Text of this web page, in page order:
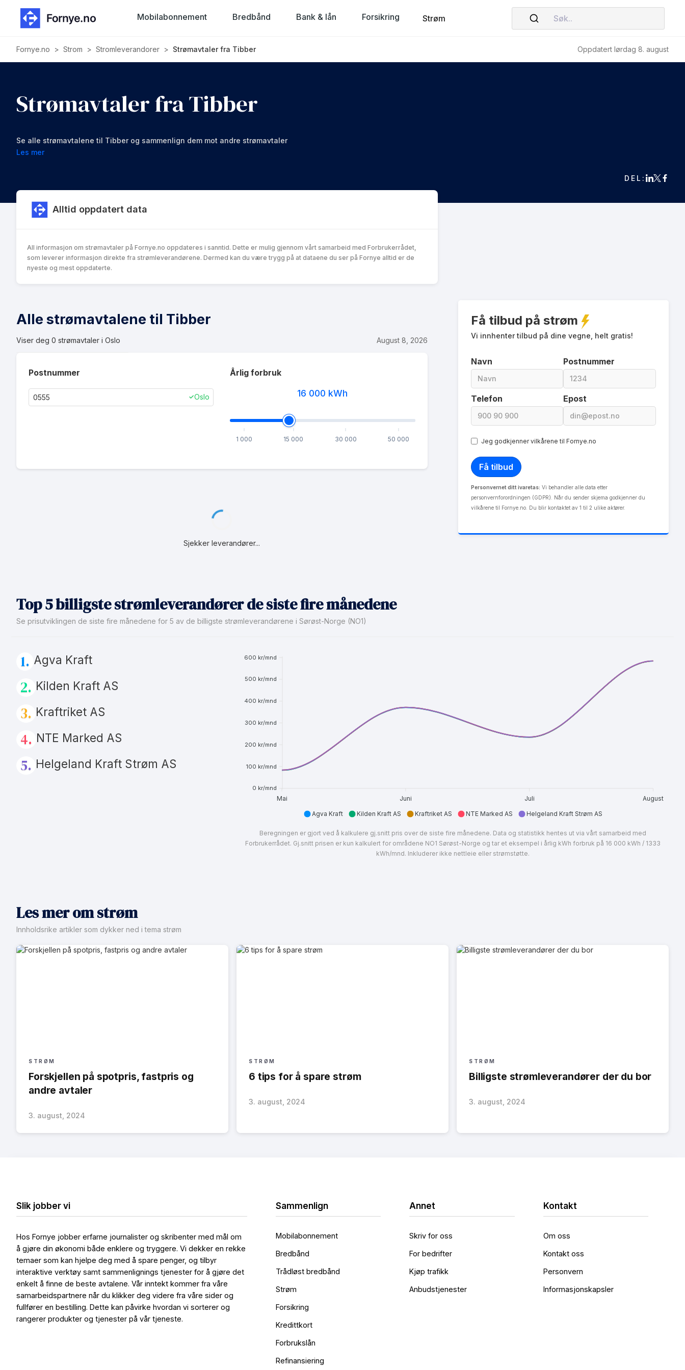
Mobilabonnement Bredbånd Bank & lån Forsikring Strøm Søk..
Fornye.no > Strom > Stromleverandorer > Strømavtaler fra Tibber Oppdatert lørdag 8. august
Strømavtaler fra Tibber
Se alle strømavtalene til Tibber og sammenlign dem mot andre strømavtaler
Les mer
DEL:
Alltid oppdatert data
All informasjon om strømavtaler på Fornye.no oppdateres i sanntid. Dette er mulig gjennom vårt samarbeid med Forbrukerrådet,
som leverer informasjon direkte fra strømleverandørene. Dermed kan du være trygg på at dataene du ser på Fornye alltid er de
nyeste og mest oppdaterte.
Alle strømavtalene til Tibber
Viser deg 0 strømavtaler i Oslo August 8, 2026
Postnummer
✓Oslo
Årlig forbruk
16 000 kWh
1 000 15 000 30 000 50 000
Henter strømavtaler...
Få tilbud på strøm
Vi innhenter tilbud på dine vegne, helt gratis!
Navn Postnummer
Telefon Epost
Jeg godkjenner vilkårene til Fornye.no
Personvernet ditt ivaretas: Vi behandler alle data etter
personvernforordningen (GDPR). Når du sender skjema godkjenner du
vilkårene til Fornye.no. Du blir kontaktet av 1 til 2 ulike aktører.
Top 5 billigste strømleverandører de siste fire månedene
Se prisutviklingen de siste fire månedene for 5 av de billigste strømleverandørene i Sørøst-Norge (NO1)
1. Agva Kraft
2. Kilden Kraft AS
3. Kraftriket AS
4. NTE Marked AS
5. Helgeland Kraft Strøm AS
600 kr/mnd
500 kr/mnd
400 kr/mnd
300 kr/mnd
200 kr/mnd
100 kr/mnd
0 kr/mnd
Mai Juni Juli August
Agva Kraft Kilden Kraft AS Kraftriket AS NTE Marked AS Helgeland Kraft Strøm AS
Beregningen er gjort ved å kalkulere gj.snitt pris over de siste fire månedene. Data og statistikk hentes ut via vårt samarbeid med
Forbrukerrådet. Gj.snitt prisen er kun kalkulert for områdene NO1 Sørøst-Norge og tar et eksempel i årlig kWh forbruk på 16 000 kWh / 1333
kWh/mnd. Inkluderer ikke nettleie eller strømstøtte.
Les mer om strøm
Innholdsrike artikler som dykker ned i tema strøm
STRØM
Forskjellen på spotpris, fastpris og
andre avtaler
3. august, 2024
STRØM
6 tips for å spare strøm
3. august, 2024
STRØM
Billigste strømleverandører der du bor
3. august, 2024
Slik jobber vi
Hos Fornye jobber erfarne journalister og skribenter med mål om
å gjøre din økonomi både enklere og tryggere. Vi dekker en rekke
temaer som kan hjelpe deg med å spare penger, og tilbyr
interaktive verktøy samt sammenlignings tjenester for å gjøre det
enkelt å finne de beste avtalene. Vår inntekt kommer fra våre
samarbeidspartnere når du klikker deg videre fra våre sider og
fullfører en bestilling. Dette kan påvirke hvordan vi sorterer og
rangerer produkter og tjenester på vår tjeneste.
Sammenlign
Mobilabonnement
Bredbånd
Trådløst bredbånd
Strøm
Forsikring
Kredittkort
Forbrukslån
Refinansiering
Annet
Skriv for oss
For bedrifter
Kjøp trafikk
Anbudstjenester
Kontakt
Om oss
Kontakt oss
Personvern
Informasjonskapsler